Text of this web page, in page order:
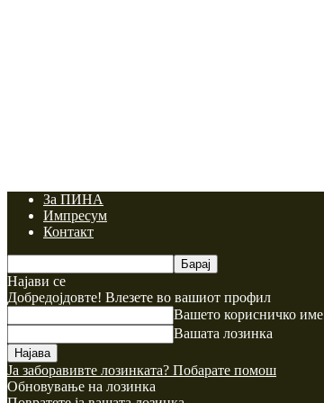
За ПИНА
Импресум
Контакт
Најави се
Добредојдовте! Влезете во вашиот профил
Вашето корисничко име
Вашата лозинка
Ја заборавивте лозинката? Побарате помош
Обновување на лозинка